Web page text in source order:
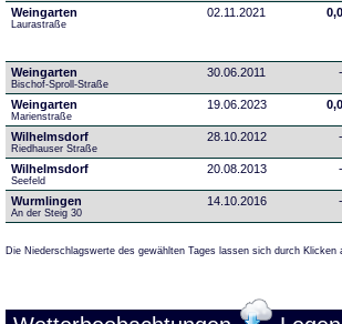
Weingarten
Laurastraße
02.11.2021 0,0
Weingarten
Bischof-Sproll-Straße
30.06.2011 -
Weingarten
Marienstraße
19.06.2023 0,0
Wilhelmsdorf
Riedhauser Straße
28.10.2012 -
Wilhelmsdorf
Seefeld
20.08.2013 -
Wurmlingen
An der Steig 30
14.10.2016 -
Die Niederschlagswerte des gewählten Tages lassen sich durch Klicken